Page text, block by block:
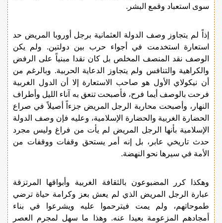
سوى استعباد وقمع البشر.
إذاً لم يتجاوز وصف الدولة العثمانية برجل أوروبا المريض حد
استعارة استخدمت في أجواء حرب بين دولتين. ولم يكن
الوصف نقد المنصف المخلص بل كان نقدا مبنياً على الرفض
والكراهية والتنافس ولم يتجاوز الدعاية الحربية. وبالرغم من
أن نيكولاي الأول هو صاحب الاستعارة إلا أن الدول الغربية
فرحت بالوصف أيما فرح، فأصبحت تنعق به آناء الليل وأطراف
النهار، وأصبحت محاربة الرجل المريض جزءاً أصيلاً في صراع
الحضارة الغربية والحضارة الإسلامية، وعليه فإن وصف الدولة
الإسلامية بأنها الرجل المريض لم يأت من فراغ وليس مجرد
حدث تاريخي عابر، بل إنه أمر يستحق وقفات ووقفات من
الأمة في سيرها نحو النهضة.
وهكذا كرر المضبوعون بالثقافة الغربية وأبواقها المرتزقة
عبارة الرجل المريض الذي لم يعش بعز وكرامة حياة ترضي
طموحاتهم، ولم يمت فيترحموا عليه ويشرعوا في بناء
أمجادهم المزعومة بعيدا عنه. وهذا ما سهل لمجرم العصر